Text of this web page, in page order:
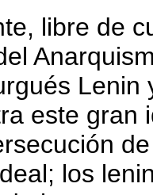
libre de
este gran
los